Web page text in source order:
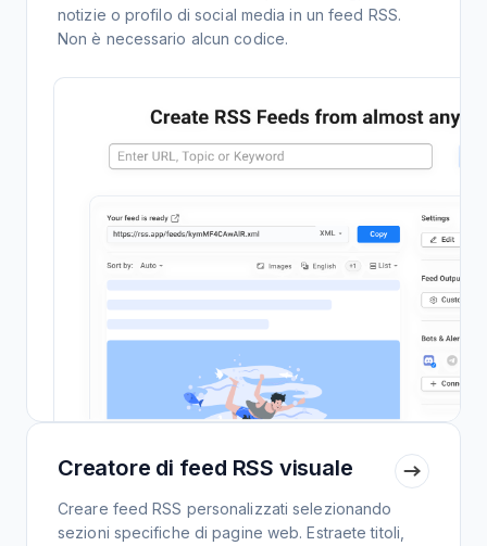
notizie o profilo di social media in un feed RSS.
Non è necessario alcun codice.
Creatore di feed RSS visuale
Creare feed RSS personalizzati selezionando
sezioni specifiche di pagine web. Estraete titoli,